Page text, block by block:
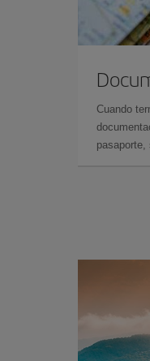
Cuando
pasaporte,